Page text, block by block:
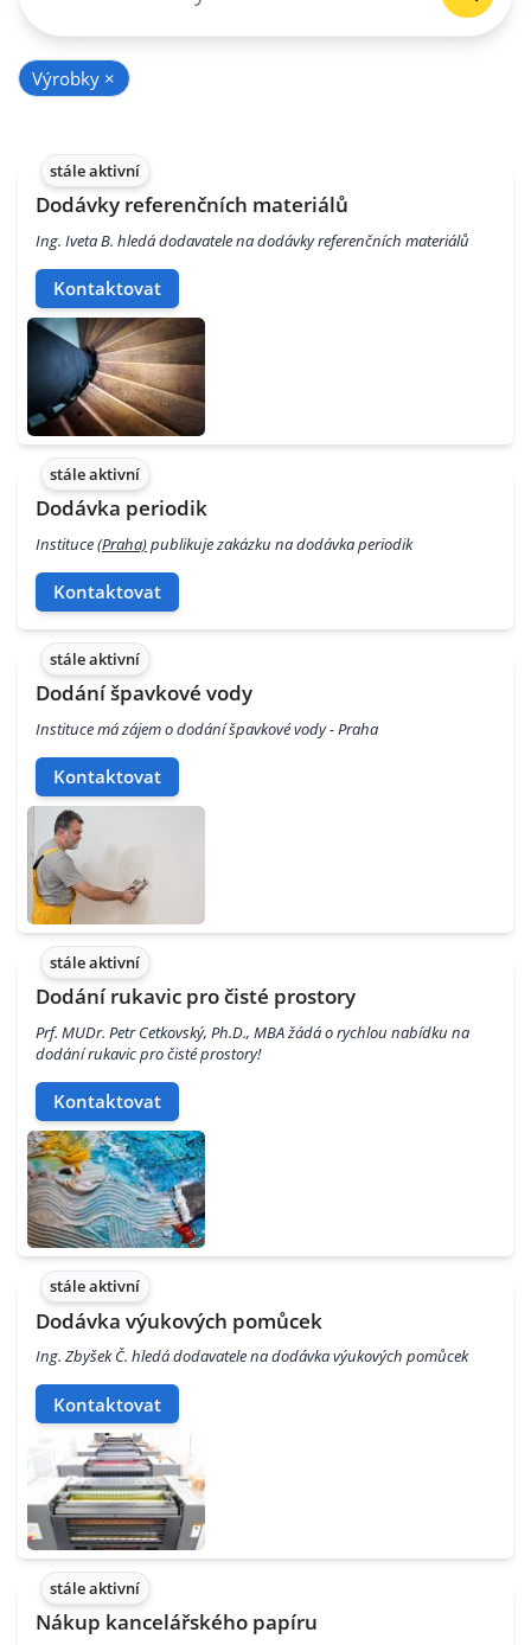
Výrobky ×
stále aktivní
Dodávky referenčních materiálů
Ing. Iveta B. hledá dodavatele na dodávky referenčních materiálů
Kontaktovat
stále aktivní
Dodávka periodik
Instituce(Praha)publikuje zakázku na dodávka periodik
Kontaktovat
stále aktivní
Dodání špavkové vody
Instituce má zájem o dodání špavkové vody - Praha
Kontaktovat
stále aktivní
Dodání rukavic pro čisté prostory
Prf. MUDr. Petr Cetkovský, Ph.D., MBA žádá o rychlou nabídku na
dodání rukavic pro čisté prostory!
Kontaktovat
stále aktivní
Dodávka výukových pomůcek
Ing. Zbyšek Č. hledá dodavatele na dodávka výukových pomůcek
Kontaktovat
stále aktivní
Nákup kancelářského papíru